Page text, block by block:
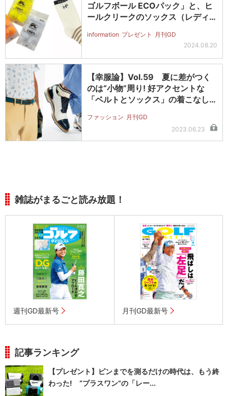
ゴルフボール ECOパック」と、ヒ
ールクリークのソックス（レディ
information プレゼント
月刊GD
2024.08.20
【幸服論】Vol.59 夏に差がつく
のは“小物”周り! 好アクセントな
「ベルトとソックス」の着こなし…
ファッション 月刊GD
2023.06.23
雑誌がまるごと読み放題！
週刊GD最新号 月刊GD最新号
記事ランキング
【プレゼント】ピンまでを測るだけの時代は、もう終
わった! “プラスワン”の「レー...